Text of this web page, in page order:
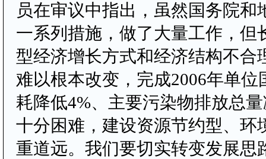
员在审议中指出，虽然国务院和
一系列措施，做了大量工作，但
型经济增长方式和经济结构不合
难以根本改变，完成2006年单位
耗降低4%、主要污染物排放总
十分困难，建设资源节约型、环
重道远。我们要切实转变发展思